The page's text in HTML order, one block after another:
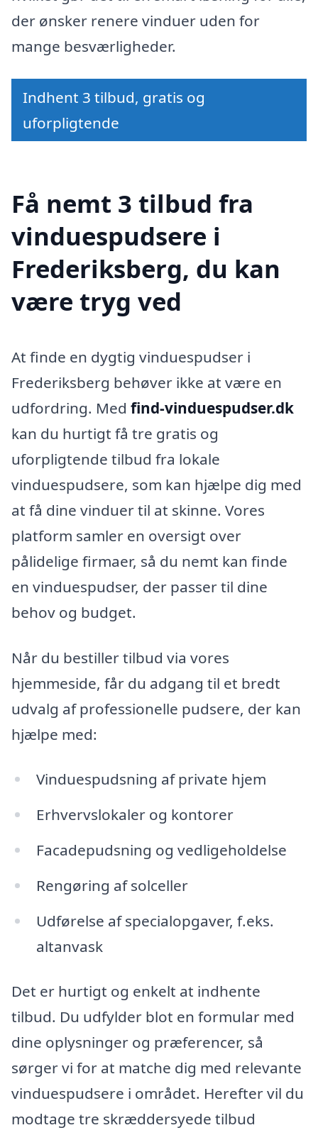
der ønsker renere vinduer uden for
mange besværligheder.
Indhent 3 tilbud, gratis og
uforpligtende
Få nemt 3 tilbud fra
vinduespudsere i
Frederiksberg, du kan
være tryg ved
At finde en dygtig vinduespudser i
Frederiksberg behøver ikke at være en
udfordring. Med find-vinduespudser.dk
kan du hurtigt få tre gratis og
uforpligtende tilbud fra lokale
vinduespudsere, som kan hjælpe dig med
at få dine vinduer til at skinne. Vores
platform samler en oversigt over
pålidelige firmaer, så du nemt kan finde
en vinduespudser, der passer til dine
behov og budget.
Når du bestiller tilbud via vores
hjemmeside, får du adgang til et bredt
udvalg af professionelle pudsere, der kan
hjælpe med:
Vinduespudsning af private hjem
Erhvervslokaler og kontorer
Facadepudsning og vedligeholdelse
Rengøring af solceller
Udførelse af specialopgaver, f.eks.
altanvask
Det er hurtigt og enkelt at indhente
tilbud. Du udfylder blot en formular med
dine oplysninger og præferencer, så
sørger vi for at matche dig med relevante
vinduespudsere i området. Herefter vil du
modtage tre skræddersyede tilbud